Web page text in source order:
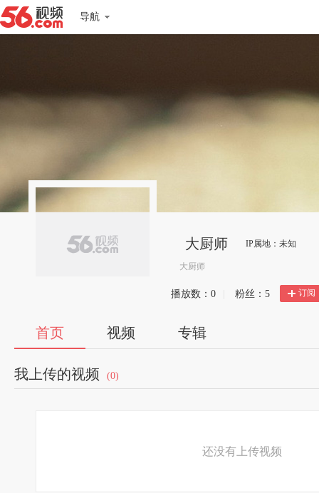
导航
大厨师 IP属地：未知
大厨师
播放数： 0 粉丝： 5 订阅
首页 视频 专辑
我上传的视频 (0)
还没有上传视频